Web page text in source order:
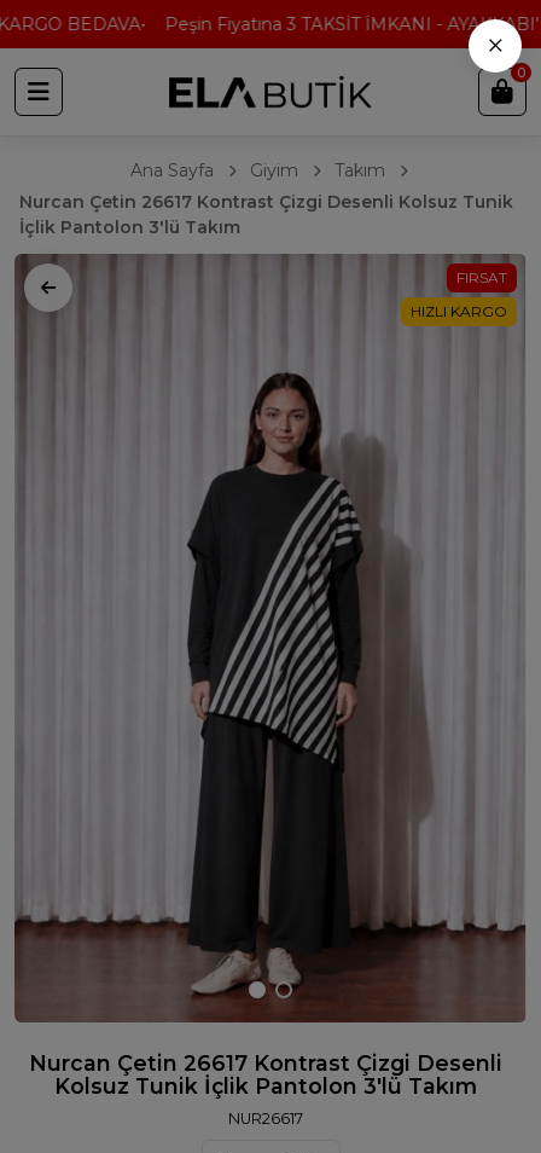
BEDAVA Peşin Fiyatına 3 TAKSİT İMKANI -
0
Ana Sayfa Giyim
Takım
Nurcan Çetin 26617 Kontrast Çizgi Desenli Kolsuz Tunik
İçlik Pantolon 3'lü Takım
FIRSAT
HIZLI KARGO
Nurcan Çetin 26617 Kontrast Çizgi Desenli
Kolsuz Tunik İçlik Pantolon 3'lü Takım
NUR26617
×